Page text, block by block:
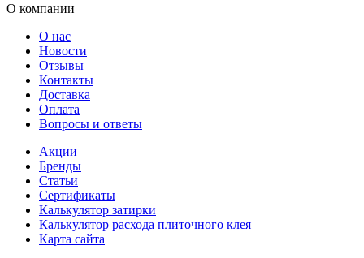
О компании
О нас
Новости
Отзывы
Контакты
Доставка
Оплата
Вопросы и ответы
Акции
Бренды
Статьи
Сертификаты
Калькулятор затирки
Калькулятор расхода плиточного клея
Карта сайта